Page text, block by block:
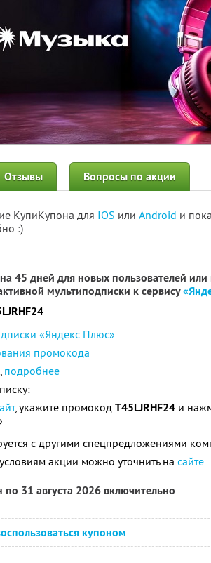
Отзывы Вопросы по акции
КупиКупона для IOS или Android и
:)
45 дней для новых пользователей
мультиподписки к сервису
«Яндекс Плюс»
промокода
подробнее
, укажите промокод T45LJRHF24 и
с другими спецпредложениями
акции можно уточнить на сайте
по 31 августа 2026 включительно
купоном